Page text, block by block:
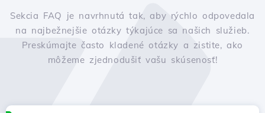
Sekcia FAQ je navrhnutá tak, aby rýchlo odpovedala
na najbežnejšie otázky týkajúce sa našich služieb.
Preskúmajte často kladené otázky a zistite, ako
môžeme zjednodušiť vašu skúsenosť!